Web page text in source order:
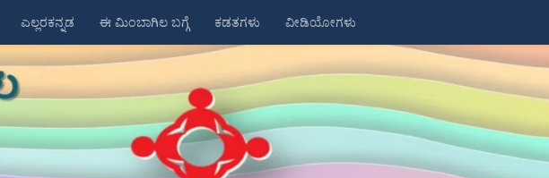
ಎಲ್ಲರಕನ್ನಡ ಈ ಮಿಂಬಾಗಿಲ ಬಗ್ಗೆ ಕಡತಗಳು ವೀಡಿಯೋಗಳು